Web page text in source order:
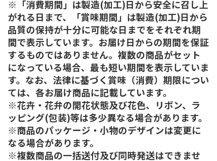
※「消費期間」は製造(加工)日から安全に召し上
がれる日まで、「賞味期間」は製造(加工)日から
品質の保持が十分に可能な日までをそれぞれ期
間で表示しています。お届け日からの期間を保証
するものではありません。複数の商品がセット
になっている場合、最も短い期間を表示していま
す。なお、法律に基づく賞味（消費）期限につい
ては、各お届け商品に記載しています。
※花卉・花弁の開花状態及び花色、リボン、ラ
ッピング(包装)等は多少異なる場合があります。
※商品のパッケージ・小物のデザインは変更に
なる場合があります。
※複数商品の一括送付及び同時発送はできませ